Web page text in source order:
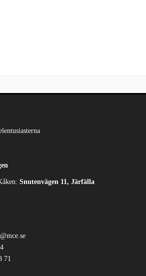
Snutenvägen 11, Järfälla
71